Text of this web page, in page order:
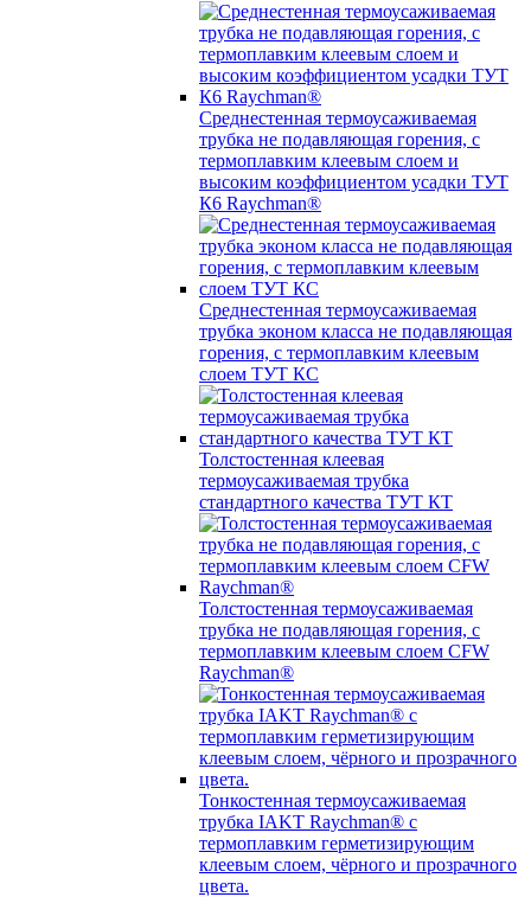
Среднестенная термоусаживаемая
трубка не подавляющая горения, с
термоплавким клеевым слоем и
высоким коэффициентом усадки ТУТ
К6 Raychman®
Среднестенная термоусаживаемая
трубка эконом класса не подавляющая
горения, с термоплавким клеевым
слоем ТУТ КС
Толстостенная клеевая
термоусаживаемая трубка
стандартного качества ТУТ КТ
Толстостенная термоусаживаемая
трубка не подавляющая горения, с
термоплавким клеевым слоем CFW
Raychman®
Тонкостенная термоусаживаемая
трубка IAKT Raychman® с
термоплавким герметизирующим
клеевым слоем, чёрного и прозрачного
цвета.